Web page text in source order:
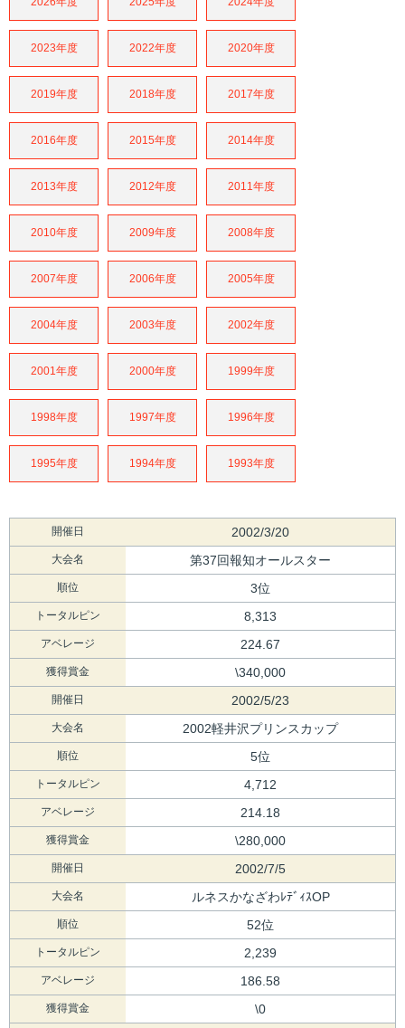
2023年度 2022年度 2020年度
2019年度 2018年度 2017年度
2016年度 2015年度 2014年度
2013年度 2012年度 2011年度
2010年度 2009年度 2008年度
2007年度 2006年度 2005年度
2004年度 2003年度 2002年度
2001年度 2000年度 1999年度
1998年度 1997年度 1996年度
1995年度 1994年度 1993年度
開催日 2002/3/20
大会名 第37回報知オールスター
順位 3位
トータルピン 8,313
アベレージ 224.67
獲得賞金 \340,000
開催日 2002/5/23
大会名 2002軽井沢プリンスカップ
順位 5位
トータルピン 4,712
アベレージ 214.18
獲得賞金 \280,000
開催日 2002/7/5
大会名 ルネスかなざわﾚﾃﾞｨｽOP
順位 52位
トータルピン 2,239
アベレージ 186.58
獲得賞金 \0